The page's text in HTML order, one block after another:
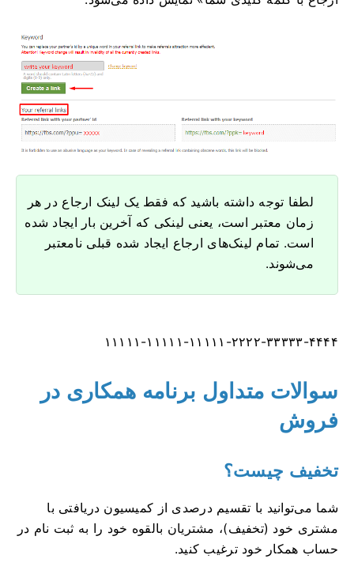
لطفا توجه داشته باشید که فقط یک لینک ارجاع در هر
زمان معتبر است، یعنی لینکی که آخرین بار ایجاد شده
است. تمام لینک‌های ارجاع ایجاد شده قبلی نامعتبر
می‌شوند.
۱۱۱۱۱-۱۱۱۱۱-۱۱۱۱۱-۲۲۲۲-۳۳۳۳۳-۴۴۴۴
سوالات متداول برنامه همکاری در
فروش
تخفیف چیست؟
شما می‌توانید با تقسیم درصدی از کمیسیون دریافتی با
مشتری خود (تخفیف)، مشتریان بالقوه خود را به ثبت نام در
حساب همکار خود ترغیب کنید.